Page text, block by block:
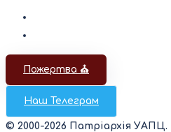
Пожертва ⛪️
Наш Телеграм
© 2000-2026 Патріархія УАПЦ.